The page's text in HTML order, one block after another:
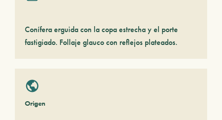
Conífera erguida con la copa estrecha y el porte
fastigiado. Follaje glauco con reflejos plateados.
Origen